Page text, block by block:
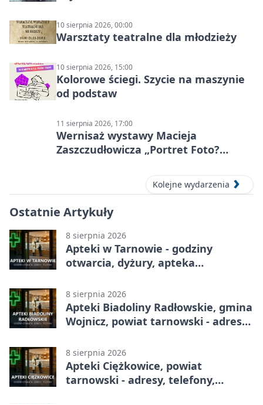
10 sierpnia 2026, 00:00
Warsztaty teatralne dla młodzieży
10 sierpnia 2026, 15:00
Kolorowe ściegi. Szycie na maszynie
od podstaw
11 sierpnia 2026, 17:00
Wernisaż wystawy Macieja
Zaszczudłowicza „Portret Foto?
Kolejne wydarzenia
Ostatnie Artykuły
8 sierpnia 2026
Apteki w Tarnowie - godziny
otwarcia, dyżury, apteka
8 sierpnia 2026
Apteki Biadoliny Radłowskie, gmina
Wojnicz, powiat tarnowski - adresy,
8 sierpnia 2026
Apteki Ciężkowice, powiat
tarnowski - adresy, telefony,